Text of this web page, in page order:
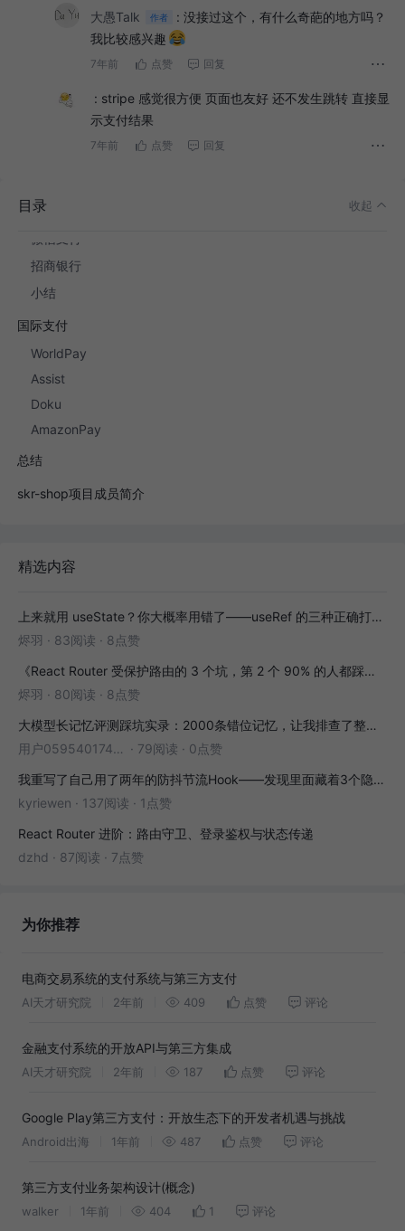
大愚Talk 作者 : 没接过这个，有什么奇葩的地方吗？
我比较感兴趣
7年前 点赞 回复
: stripe 感觉很方便 页面也友好 还不发生跳转 直接显
示支付结果
7年前 点赞 回复
目录 收起
支付宝
招商银行
小结
国际支付
WorldPay
Assist
Doku
AmazonPay
总结
skr-shop项目成员简介
精选内容
上来就用 useState？你大概率用错了——useRef 的三种正确打开方式
烬羽 · 83阅读 · 8点赞
《React Router 受保护路由的 3 个坑，第 2 个 90% 的人都踩过》
烬羽 · 80阅读 · 8点赞
大模型长记忆评测踩坑实录：2000条错位记忆，让我排查了整整3小时
用户05954017446 · 79阅读 · 0点赞
我重写了自己用了两年的防抖节流Hook——发现里面藏着3个隐藏bug
kyriewen · 137阅读 · 1点赞
React Router 进阶：路由守卫、登录鉴权与状态传递
dzhd · 87阅读 · 7点赞
为你推荐
电商交易系统的支付系统与第三方支付
AI天才研究院 2年前 409 点赞 评论
金融支付系统的开放API与第三方集成
AI天才研究院 2年前 187 点赞 评论
Google Play第三方支付：开放生态下的开发者机遇与挑战
Android出海 1年前 487 点赞 评论
第三方支付业务架构设计(概念)
walker 1年前 404 1 评论